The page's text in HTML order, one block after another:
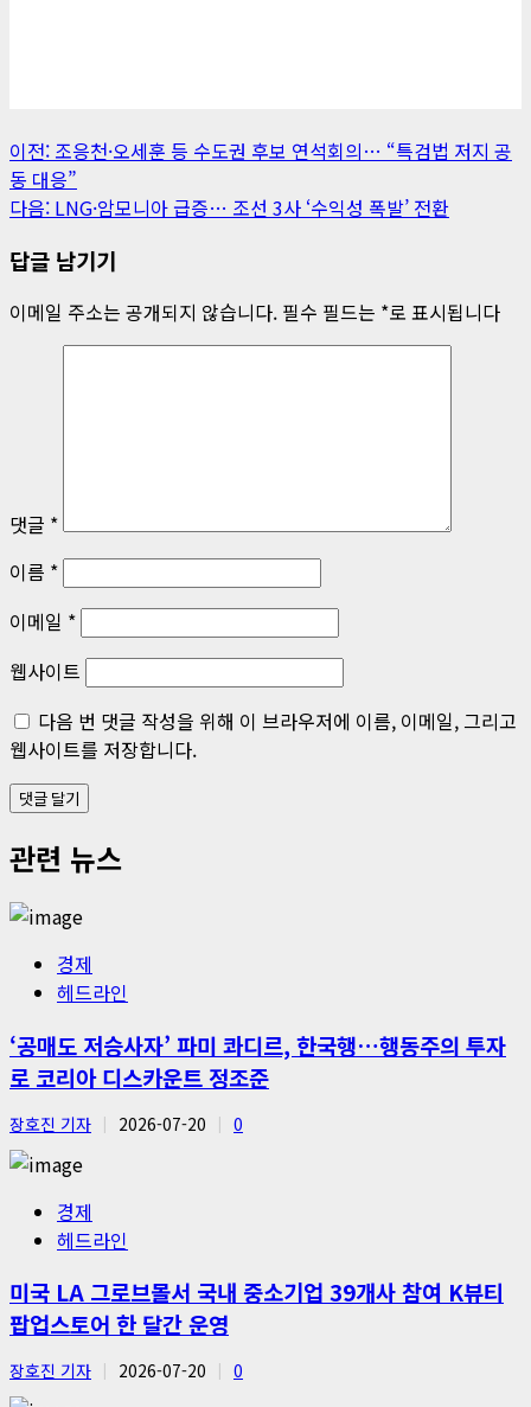
게
시
내
비
이전: 조응천·오세훈 등 수도권 후보 연석회의… “특검법 저지 공
동 대응”
다음: LNG·암모니아 급증… 조선 3사 ‘수익성 폭발’ 전환
답글 남기기
이메일 주소는 공개되지 않습니다. 필수 필드는 *로 표시됩니다
댓글 *
이름 *
이메일 *
웹사이트
다음 번 댓글 작성을 위해 이 브라우저에 이름, 이메일, 그리고
웹사이트를 저장합니다.
관련 뉴스
경제
헤드라인
‘공매도 저승사자’ 파미 콰디르, 한국행…행동주의 투자
로 코리아 디스카운트 정조준
장호진 기자 2026-07-20 0
경제
헤드라인
미국 LA 그로브몰서 국내 중소기업 39개사 참여 K뷰티
팝업스토어 한 달간 운영
장호진 기자 2026-07-20 0